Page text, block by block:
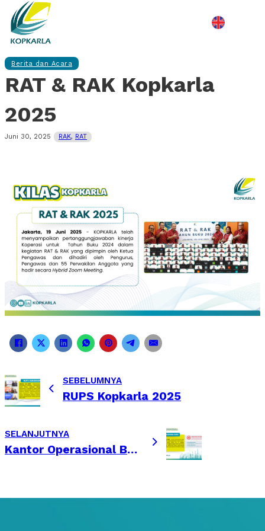
Berita dan Acara
RAT & RAK Kopkarla
2025
Juni 30, 2025 RAK, RAT
SEBELUMNYA
RUPS Kopkarla 2025
SELANJUTNYA
Kantor Operasional Baru Kopkarla